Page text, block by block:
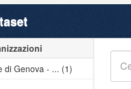
di Genova - ... (1)